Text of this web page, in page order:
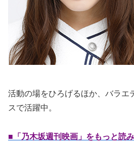
活動の場をひろげるほか、バラエ
スで活躍中。
■「乃木坂週刊映画」をもっと読